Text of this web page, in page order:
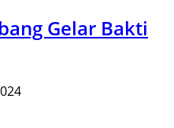
Gelar Bakti